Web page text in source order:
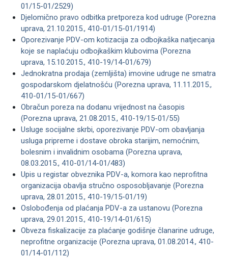
01/15-01/2529)
Djelomično pravo odbitka pretporeza kod udruge (Porezna
uprava, 21.10.2015., 410-01/15-01/1914)
Oporezivanje PDV-om kotizacija za odbojkaška natjecanja
koje se naplaćuju odbojkaškim klubovima (Porezna
uprava, 15.10.2015., 410-19/14-01/679)
Jednokratna prodaja (zemljišta) imovine udruge ne smatra
gospodarskom djelatnošću (Porezna uprava, 11.11.2015.,
410-01/15-01/667)
Obračun poreza na dodanu vrijednost na časopis
(Porezna uprava, 21.08.2015., 410-19/15-01/55)
Usluge socijalne skrbi, oporezivanje PDV-om obavljanja
usluga pripreme i dostave obroka starijim, nemoćnim,
bolesnim i invalidnim osobama (Porezna uprava,
08.03.2015., 410-01/14-01/483)
Upis u registar obveznika PDV-a, komora kao neprofitna
organizacija obavlja stručno osposobljavanje (Porezna
uprava, 28.01.2015., 410-19/15-01/19)
Oslobođenja od plaćanja PDV-a za ustanovu (Porezna
uprava, 29.01.2015., 410-19/14-01/615)
Obveza fiskalizacije za plaćanje godišnje članarine udruge,
neprofitne organizacije (Porezna uprava, 01.08.2014., 410-
01/14-01/112)